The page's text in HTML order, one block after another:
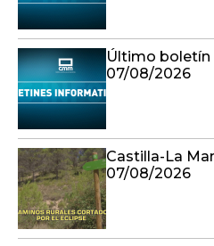
Último boletín
07/08/2026
Castilla-La
07/08/2026